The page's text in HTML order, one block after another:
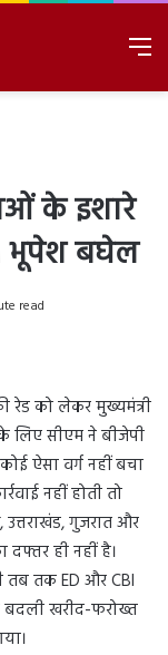
के इशारे
भूपेश बघेल
read
रेड को लेकर मुख्यमंत्री
लिए सीएम ने बीजेपी
ऐसा वर्ग नहीं बचा
नहीं होती तो
उत्तराखंड, गुजरात और
दफ्तर ही नहीं है।
तब तक ED और CBI
बदली खरीद-फरोख्त